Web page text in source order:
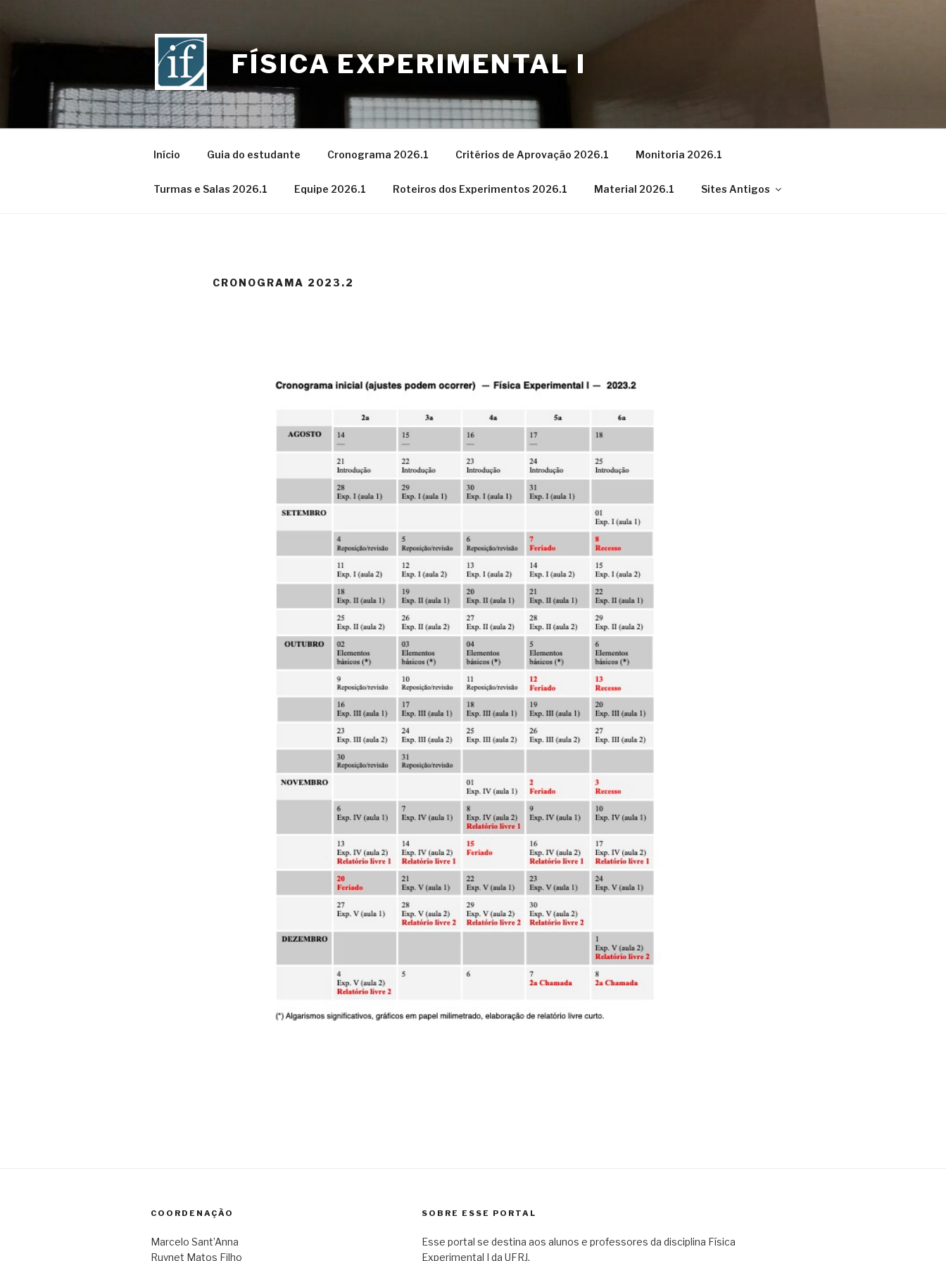
content
FÍSICA EXPERIMENTAL I
Início Guia do estudante Cronograma 2026.1 Critérios de Aprovação 2026.1 Monitoria 2026.1
Turmas e Salas 2026.1 Equipe 2026.1 Roteiros dos Experimentos 2026.1 Material 2026.1 Sites Antigos
CRONOGRAMA 2023.2
COORDENAÇÃO
Marcelo Sant’Anna
Ruynet Matos Filho
SOBRE ESSE PORTAL
Esse portal se destina aos alunos e professores da disciplina Física
Experimental I da UFRJ.